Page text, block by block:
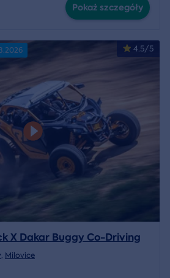
Pokaż szczegóły
4.5/5
X Dakar Buggy Co-Driving
, Milovice